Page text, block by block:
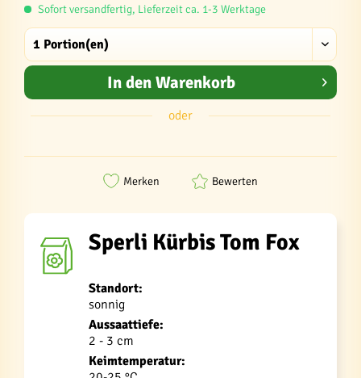
Sofort versandfertig, Lieferzeit ca. 1-3 Werktage
In den Warenkorb
oder
Merken Bewerten
Sperli Kürbis Tom Fox
Standort:
sonnig
Aussaattiefe:
2 - 3 cm
Keimtemperatur: